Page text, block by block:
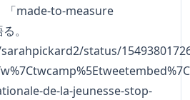
made-to-measure
。
status/
de-la-jeunesse-stop-